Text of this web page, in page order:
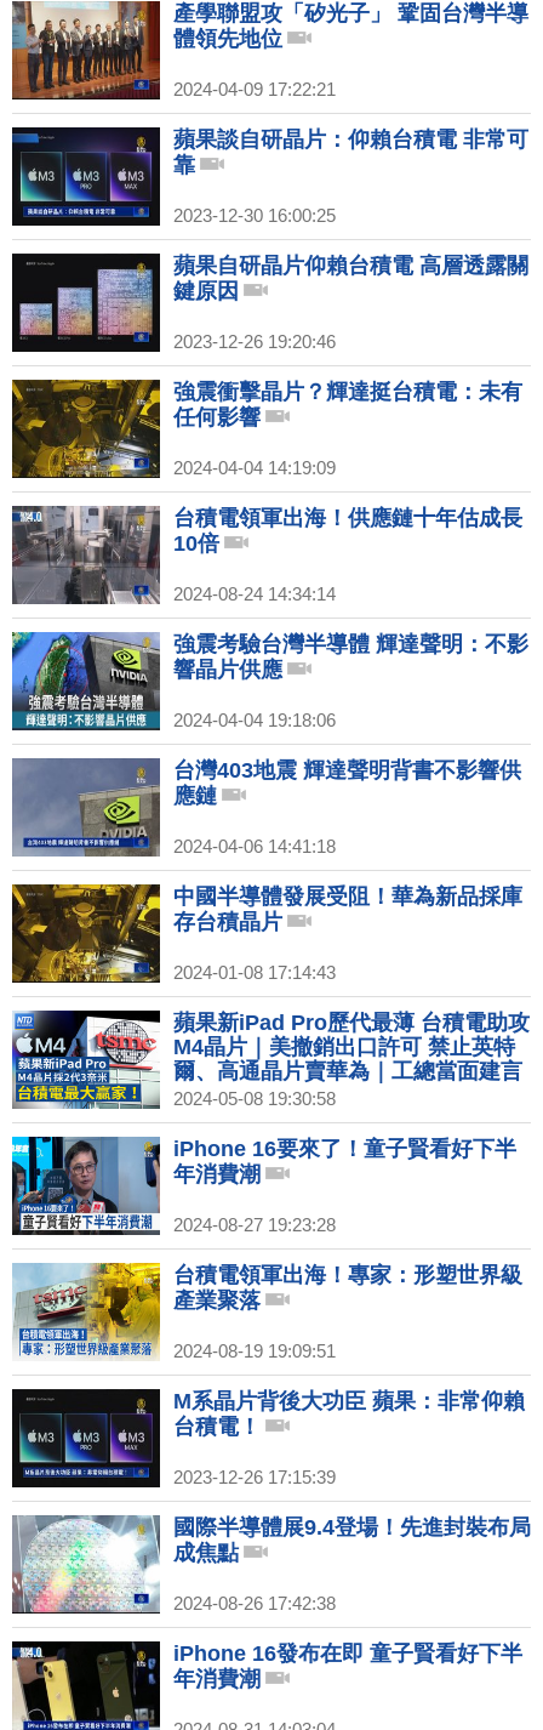
產學聯盟攻「矽光子」 鞏固台灣半導
體領先地位
2024-04-09 17:22:21
蘋果談自研晶片：仰賴台積電 非常可
靠
2023-12-30 16:00:25
蘋果自研晶片仰賴台積電 高層透露關
鍵原因
2023-12-26 19:20:46
強震衝擊晶片？輝達挺台積電：未有
任何影響
2024-04-04 14:19:09
台積電領軍出海！供應鏈十年估成長
10倍
2024-08-24 14:34:14
強震考驗台灣半導體 輝達聲明：不影
響晶片供應
2024-04-04 19:18:06
台灣403地震 輝達聲明背書不影響供
應鏈
2024-04-06 14:41:18
中國半導體發展受阻！華為新品採庫
存台積晶片
2024-01-08 17:14:43
蘋果新iPad Pro歷代最薄 台積電助攻
M4晶片｜美撤銷出口許可 禁止英特
爾、高通晶片賣華為｜工總當面建言
潘俊榮：核能成本低盼考量
2024-05-08 19:30:58
iPhone 16要來了！童子賢看好下半
年消費潮
2024-08-27 19:23:28
台積電領軍出海！專家：形塑世界級
產業聚落
2024-08-19 19:09:51
M系晶片背後大功臣 蘋果：非常仰賴
台積電！
2023-12-26 17:15:39
國際半導體展9.4登場！先進封裝布局
成焦點
2024-08-26 17:42:38
iPhone 16發布在即 童子賢看好下半
年消費潮